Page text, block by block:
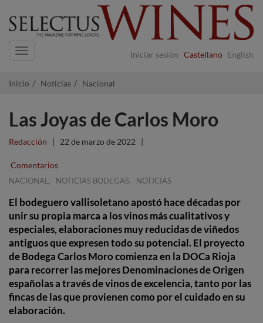
Iniciar sesión Castellano English
Navigation
Inicio Noticias Nacional
Las Joyas de Carlos Moro
Redacción | 22 de marzo de 2022 |
Comentarios
NACIONAL , NOTICIAS BODEGAS, NOTICIAS
El bodeguero vallisoletano apostó hace décadas por
unir su propia marca a los vinos más cualitativos y
especiales, elaboraciones muy reducidas de viñedos
antiguos que expresen todo su potencial. El proyecto
de Bodega Carlos Moro comienza en la DOCa Rioja
para recorrer las mejores Denominaciones de Origen
españolas a través de vinos de excelencia, tanto por las
fincas de las que provienen como por el cuidado en su
elaboración.